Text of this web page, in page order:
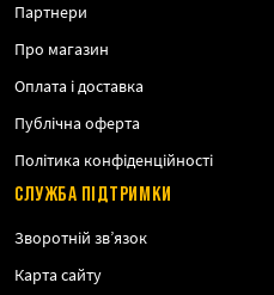
Партнери
Про магазин
Оплата і доставка
Публічна оферта
Політика конфіденційності
СЛУЖБА ПІДТРИМКИ
Зворотній зв’язок
Карта сайту